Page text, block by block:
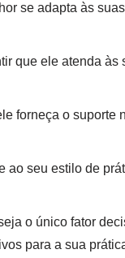
se adapta às
que ele atenda às
forneça o suporte
ao seu estilo de
o único fator
para a sua